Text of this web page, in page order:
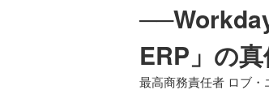
ERP」の
最高商務責任者 ロブ